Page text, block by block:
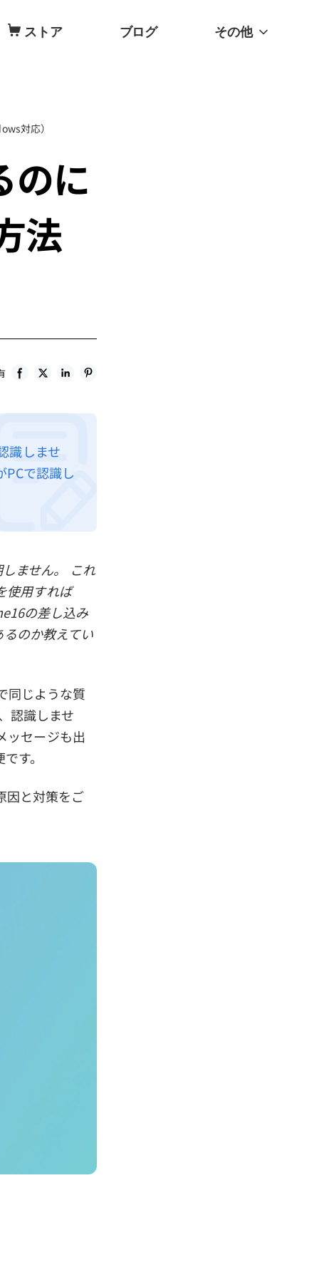
ストア ブログ その他
対応）
のに
法
識しませ
で認識し
ません。 これ
使用すれば
の差し込み
のか教えてい
同じような質
認識しませ
ッセージも出
す。
因と対策をご